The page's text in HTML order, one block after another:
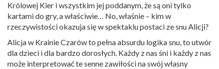
Królowej Kier i wszystkim jej poddanym, że są oni tylko
kartami do gry, a właściwie… No, właśnie – kim w
rzeczywistości okazuja się w spektaklu postaci ze snu Alicji?
Alicja w Krainie Czarów to pełna absurdu logika snu, to utwór
dla dzieci i dla bardzo dorosłych. Każdy z nas śni i każdy z nas
może interpretować te senne zawiłości na swój własny